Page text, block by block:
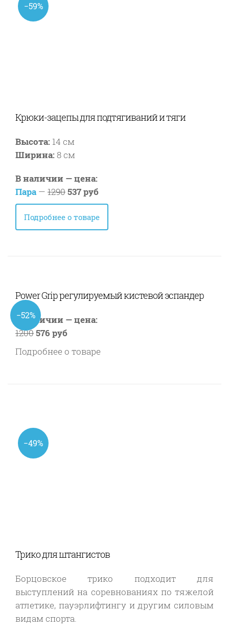
−59%
Крюки-зацепы для подтягиваний и тяги
Высота: 14 см
Ширина:8 см
В наличии — цена:
Пара — 1290537 руб
Подробнее о товаре
−52%
Power Grip регулируемый кистевой эспандер
В наличии — цена:
1200576 руб
Подробнее о товаре
−49%
Трико для штангистов
Борцовское трико подходит для
выступлений на соревнованиях по тяжелой
атлетике, пауэрлифтингу и другим силовым
видам спорта.